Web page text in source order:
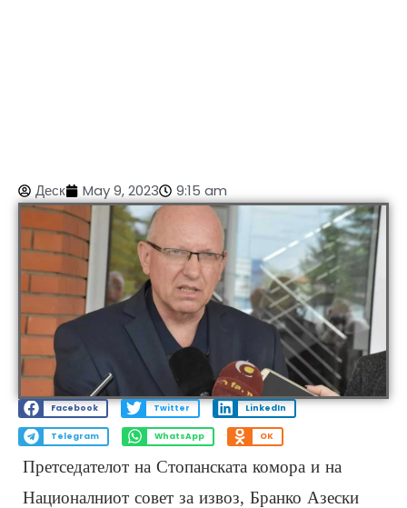
Деск May 9, 2023 9:15 am
Facebook Twitter LinkedIn
Telegram WhatsApp OK
Претседателот на Стопанската комора и на
Националниот совет за извоз, Бранко Азески